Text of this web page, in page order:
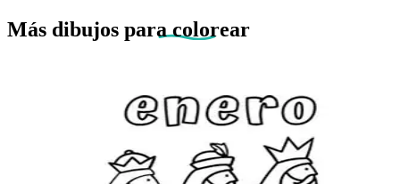
Más dibujos para colorear